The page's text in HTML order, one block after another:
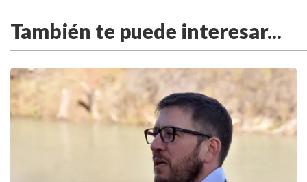
También te puede interesar...